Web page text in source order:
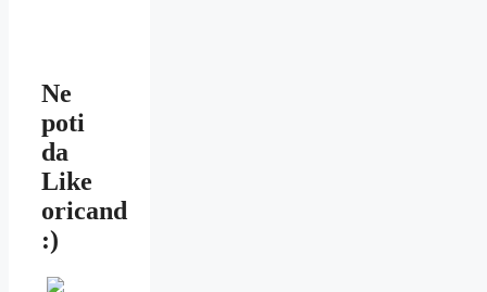
Ne
poti
da
Like
oricand
:)